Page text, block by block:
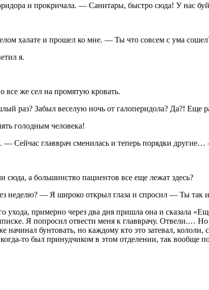
и прокричала. — Санитары, быстро сюда! У нас
халате и прошел ко мне. — Ты что совсем с ума
я.
же сел на промятую кровать.
раз? Забыл веселую ночь от галоперидола? Да?! Еще
голодным человека!
главврач сменилась и теперь порядки
а большинство пациентов все еще лежат здесь?
— Я широко открыл глаза и спросил — Ты так и
примерно через два дня пришла она и сказала
Я попросил отвести меня к главврачу. Отвели.… Но
бунтовать, но каждому кто это затевал,
то был принудчиком в этом отделении, так